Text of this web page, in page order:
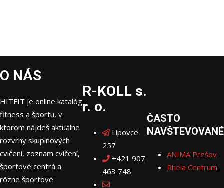
O NÁS
HITFIT je online katalóg
fitness a športu, v
ktorom nájdeš aktuálne
rozvrhy skupinových
cvičení, zoznam cvičení,
športové centrá a
rôzne športové
R-KOLL s.
r. o.
Lipovce
257
+421 907
463 748
ČASTO
NAVŠTEVOVANÉ
ANIMA Prešov
Rheia Centrum